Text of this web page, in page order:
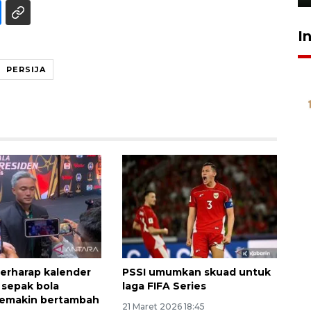
PERSIJA
kalender
bola
bertambah
PSSI umumkan skuad untuk
laga FIFA Series
21 Maret 2026 18:45